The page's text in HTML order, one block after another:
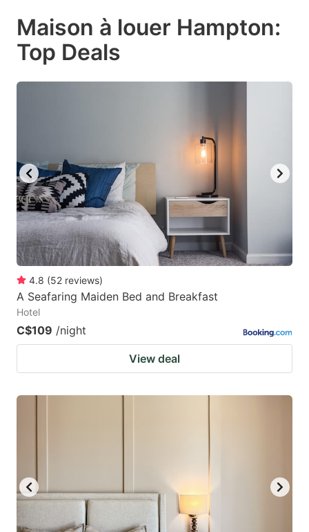
key
to
changing
dates.
key
shortcuts
for
changing
dates.
Maison à louer Hampton:
Top Deals
4.8 (52 reviews)
A Seafaring Maiden Bed and Breakfast
Hotel
C$109 /night
View deal